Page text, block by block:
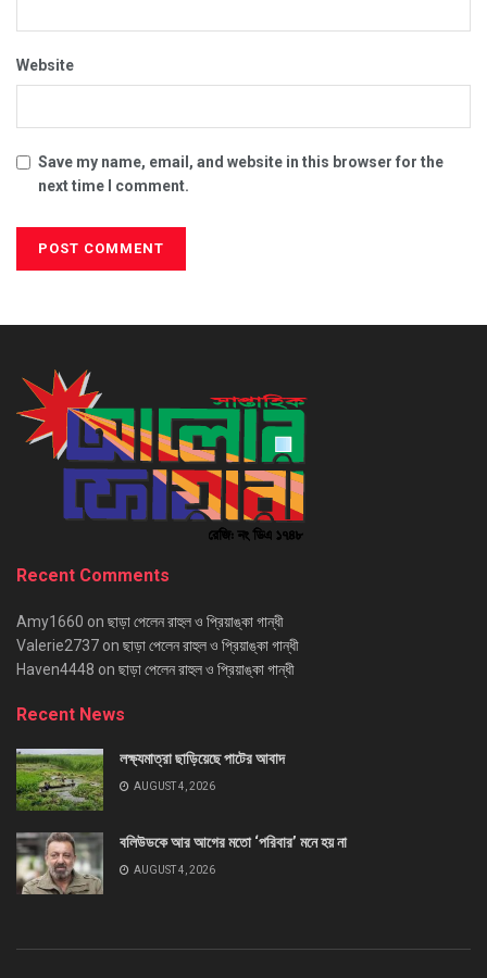
Website
Save my name, email, and website in this browser for the
next time I comment.
Recent Comments
Amy1660 on ছাড়া পেলেন রাহুল ও প্রিয়াঙ্কা গান্ধী
Valerie2737 on ছাড়া পেলেন রাহুল ও প্রিয়াঙ্কা গান্ধী
Haven4448 on ছাড়া পেলেন রাহুল ও প্রিয়াঙ্কা গান্ধী
Recent News
লক্ষ্যমাত্রা ছাড়িয়েছে পাটের আবাদ
AUGUST 4, 2026
বলিউডকে আর আগের মতো ‘পরিবার’ মনে হয় না
AUGUST 4, 2026